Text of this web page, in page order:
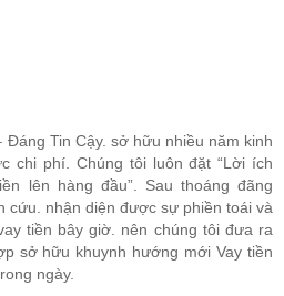
Đáng Tin Cậy. sở hữu nhiều năm kinh
chi phí. Chúng tôi luôn đặt “Lời ích
lên hàng đầu”. Sau thoáng đãng
cứu. nhận diện được sự phiền toái và
tiền bây giờ. nên chúng tôi đưa ra
sở hữu khuynh hướng mới Vay tiền
ngày.